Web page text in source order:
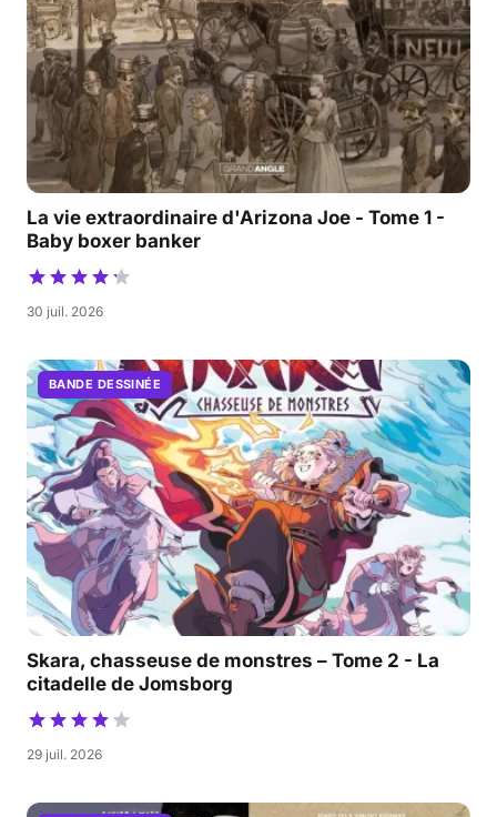
La vie extraordinaire d'Arizona Joe - Tome 1 -
Baby boxer banker
30 juil. 2026
BANDE DESSINÉE
Skara, chasseuse de monstres – Tome 2 - La
citadelle de Jomsborg
29 juil. 2026